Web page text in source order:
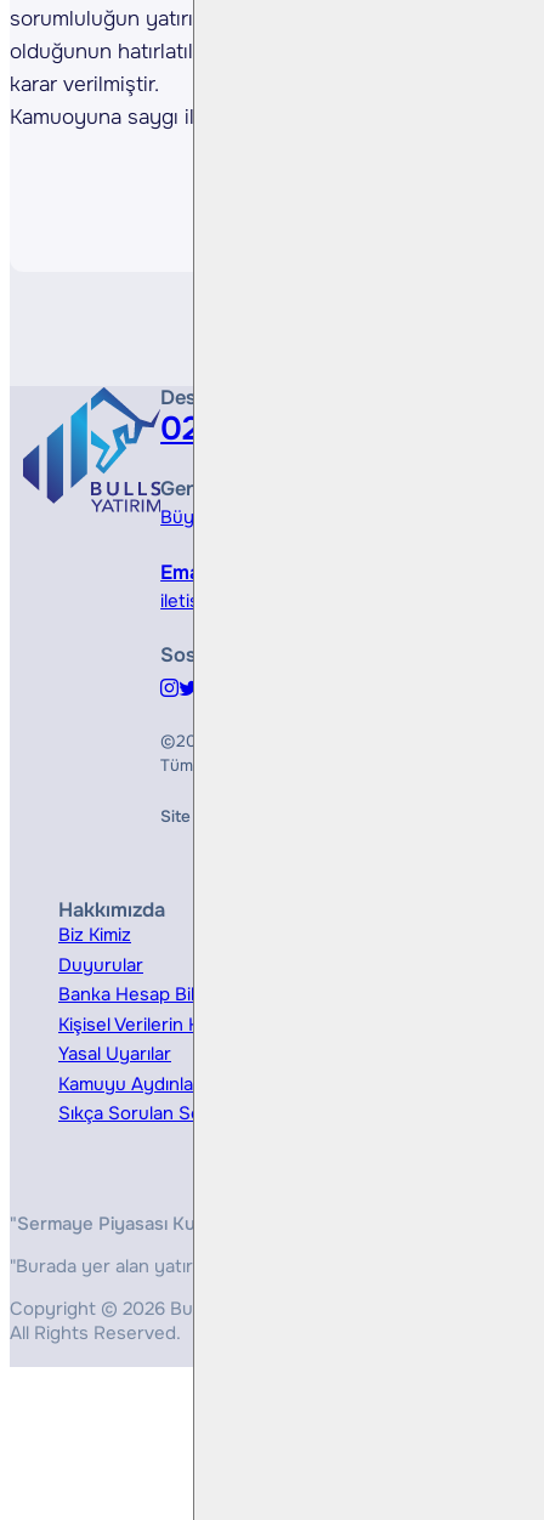
sorumluluğun yatırım kuruluşlarında
olduğunun hatırlatılmasına,
karar verilmiştir.
Kamuoyuna saygı ile duyurulur
Destek Hattı
0212 410 0500
Genel Müdürlük
Büyükdere Cad. No 173, 1. Levent Plaza, B
Email
iletisim@bullsyatirim.com
Sosyal Medya
©2026
Tüm Hakları Saklıdır
Site Creation & Technology by
Hakkımızda
Biz Kimiz
Duyurular
Banka Hesap Bilgileri
Kişisel Verilerin Korunması
Yasal Uyarılar
Kamuyu Aydınlatma
Sıkça Sorulan Sorular
"Sermaye Piyasası Kurulunun, Yatırım Hizmetleri ve
"Burada yer alan yatırım bilgi, yorum ve tavsiyeleri yatırım
Copyright © 2026 Bulls Yatırım Menkul Değerler
All Rights Reserved.